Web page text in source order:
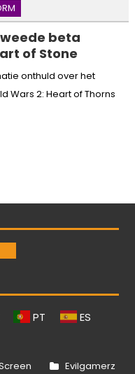
beta
of Stone
onthuld over het
Wars 2: Heart of Thorns
PT ES
Evilgamerz